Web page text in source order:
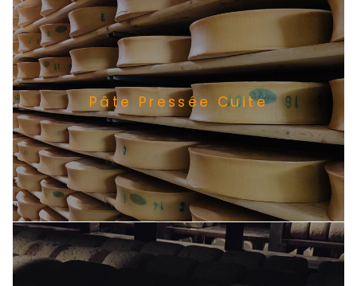
Pâte Pressée Cuite